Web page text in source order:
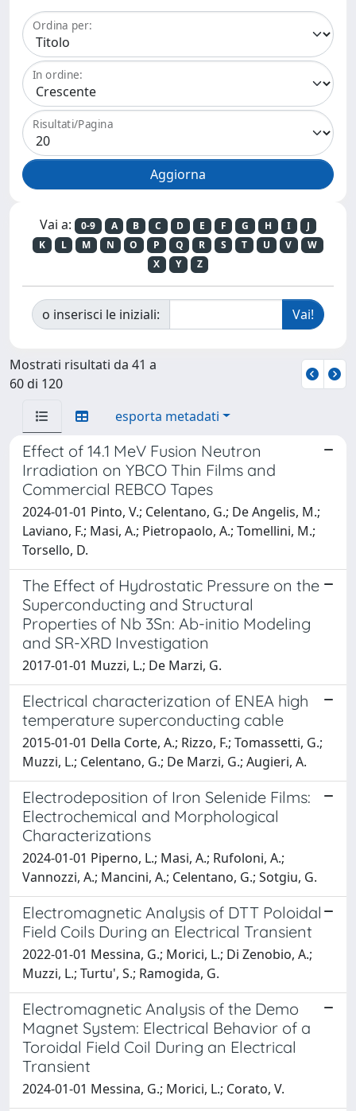
Ordina per:
In ordine:
Risultati/Pagina
Vai a: 0-9 A B C D E F G H I
J
K
L M N O P Q R S T U V
W
X
Y Z
o inserisci le iniziali:
Mostrati risultati da 41 a
60 di 120
esporta metadati
Effect of 14.1 MeV Fusion Neutron
Irradiation on YBCO Thin Films and
Commercial REBCO Tapes
2024-01-01 Pinto, V.; Celentano, G.; De Angelis, M.;
Laviano, F.; Masi, A.; Pietropaolo, A.; Tomellini, M.;
Torsello, D.
The Effect of Hydrostatic Pressure on the
Superconducting and Structural
Properties of Nb 3Sn: Ab-initio Modeling
and SR-XRD Investigation
2017-01-01 Muzzi, L.; De Marzi, G.
Electrical characterization of ENEA high
temperature superconducting cable
2015-01-01 Della Corte, A.; Rizzo, F.; Tomassetti, G.;
Muzzi, L.; Celentano, G.; De Marzi, G.; Augieri, A.
Electrodeposition of Iron Selenide Films:
Electrochemical and Morphological
Characterizations
2024-01-01 Piperno, L.; Masi, A.; Rufoloni, A.;
Vannozzi, A.; Mancini, A.; Celentano, G.; Sotgiu, G.
Electromagnetic Analysis of DTT Poloidal
Field Coils During an Electrical Transient
2022-01-01 Messina, G.; Morici, L.; Di Zenobio, A.;
Muzzi, L.; Turtu', S.; Ramogida, G.
Electromagnetic Analysis of the Demo
Magnet System: Electrical Behavior of a
Toroidal Field Coil During an Electrical
Transient
2024-01-01 Messina, G.; Morici, L.; Corato, V.